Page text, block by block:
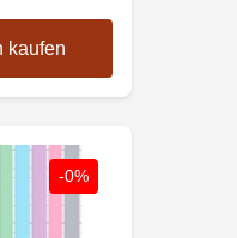
kaufen
-0%